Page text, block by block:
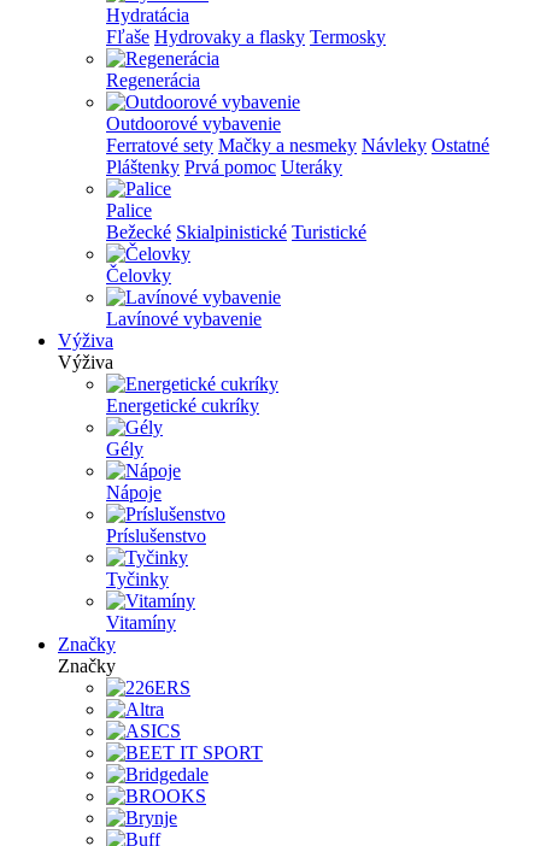
Hydratácia
Fľaše Hydrovaky a flasky Termosky
Regenerácia
Outdoorové vybavenie
Ferratové sety Mačky a nesmeky Návleky Ostatné
Pláštenky Prvá pomoc Uteráky
Palice
Bežecké Skialpinistické Turistické
Čelovky
Lavínové vybavenie
Výživa
Výživa
Energetické cukríky
Gély
Nápoje
Príslušenstvo
Tyčinky
Vitamíny
Značky
Značky